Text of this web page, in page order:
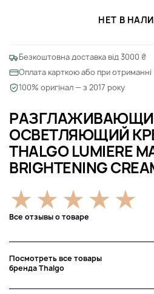
ОСВЕТЛЯЮЩИЙ
THALGO LUMIERE
BRIGHTENING
Все отзывы о товаре
Посмотреть все товары
бренда Thalgo
НЕТ В
Безкоштовна доставка від 3000 ₴
Оплата карткою або при отриманні
100% оригінал — з 2017 року